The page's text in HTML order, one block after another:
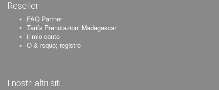
Reseller
FAQ Partner
Tarifs Prenotazioni Madagascar
il mio conto
O & rsquo; registro
I nostri altri siti